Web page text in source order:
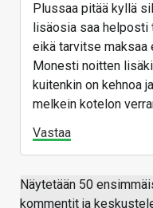
Plussaa pitää kyllä
lisäosia saa helposti
eikä tarvitse maksaa
Monesti noitten
kuitenkin on kehnoa
melkein kotelon
Vastaa
Näytetään 50
kommentit ja